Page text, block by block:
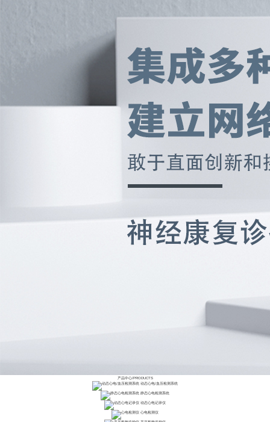
产品中心/PRODUCTS
动态心电/血压检测系统
静态心电检测系统
动态心电记录仪
心电检测仪